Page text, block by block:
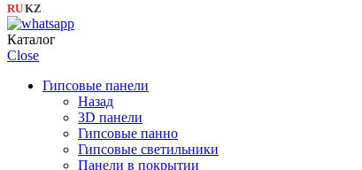
RU|KZ
Каталог
Close
Гипсовые панели
Назад
3D панели
Гипсовые панно
Гипсовые светильники
Панели в покрытии